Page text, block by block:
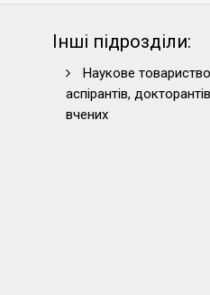
Інші підрозділи:
Наукове товариство
аспірантів,
вчених